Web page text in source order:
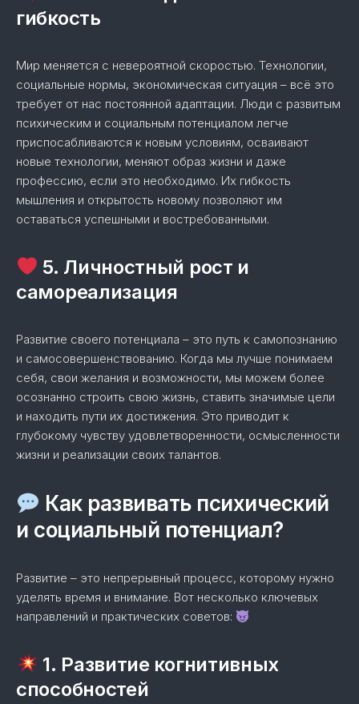
гибкость
Мир меняется с невероятной скоростью. Технологии,
социальные нормы, экономическая ситуация – всё это
требует от нас постоянной адаптации. Люди с развитым
психическим и социальным потенциалом легче
приспосабливаются к новым условиям, осваивают
новые технологии, меняют образ жизни и даже
профессию, если это необходимо. Их гибкость
мышления и открытость новому позволяют им
оставаться успешными и востребованными.
5. Личностный рост и
самореализация
Развитие своего потенциала – это путь к самопознанию
и самосовершенствованию. Когда мы лучше понимаем
себя, свои желания и возможности, мы можем более
осознанно строить свою жизнь, ставить значимые цели
и находить пути их достижения. Это приводит к
глубокому чувству удовлетворенности, осмысленности
жизни и реализации своих талантов.
Как развивать психический
и социальный потенциал?
Развитие – это непрерывный процесс, которому нужно
уделять время и внимание. Вот несколько ключевых
направлений и практических советов:
1. Развитие когнитивных
способностей